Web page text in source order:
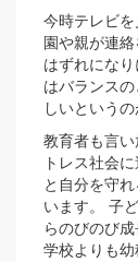
今時テレビ
園や親が連
はずれにな
はバランス
しいという
教育者も言
トレス社会
と自分を守
います。 子
らのびのび
学校よりも幼